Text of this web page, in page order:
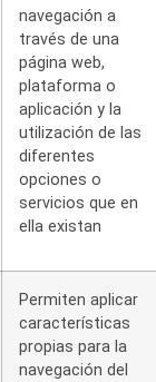
navegación a
través de una
página web,
plataforma o
aplicación y la
utilización de las
diferentes
opciones o
servicios que en
ella existan
Permiten aplicar
características
propias para la
navegación del